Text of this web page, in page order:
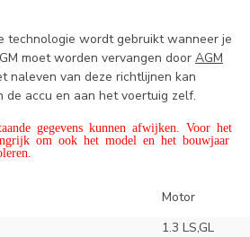
technologie wordt gebruikt wanneer je
moet worden vervangen door AGM
naleven van deze richtlijnen kan
de accu en aan het voertuig zelf.
gegevens kunnen afwijken. Voor het
om ook het model en het bouwjaar
Motor
1.3 LS,GL